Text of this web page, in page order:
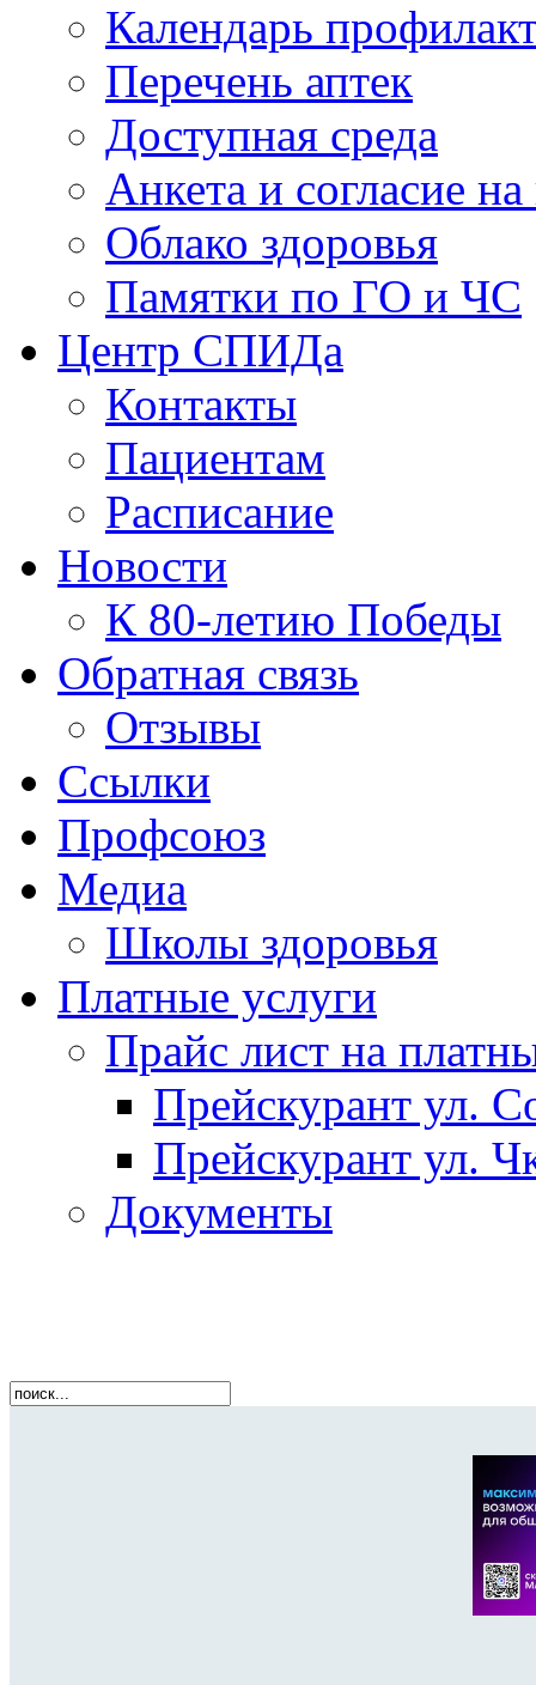
Календарь
Перечень аптек
Доступная среда
Анкета и согласие
Облако здоровья
Памятки по ГО и ЧС
Центр СПИДа
Контакты
Пациентам
Расписание
Новости
К 80-летию Победы
Обратная связь
Отзывы
Ссылки
Профсоюз
Медиа
Школы здоровья
Платные услуги
Прайс лист на
Прейскурант ул.
Прейскурант ул.
Документы